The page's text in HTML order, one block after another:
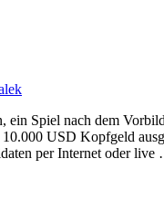
Spiel nach dem
USD Kopfgeld
per Internet oder live